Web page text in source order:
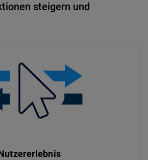
steigern und